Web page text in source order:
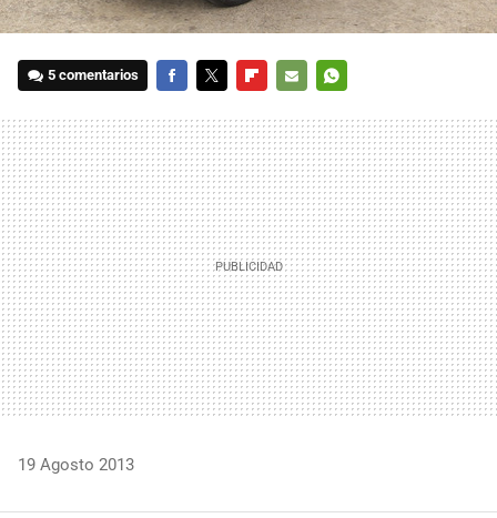
5 comentarios
MAIL
19 Agosto 2013